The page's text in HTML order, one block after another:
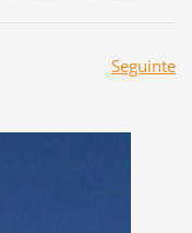
Seguinte